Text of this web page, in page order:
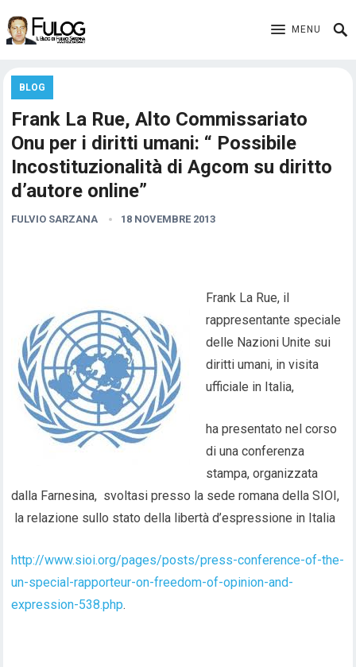
MENU
BLOG
Frank La Rue, Alto Commissariato
Onu per i diritti umani: “ Possibile
Incostituzionalità di Agcom su diritto
d’autore online”
FULVIO SARZANA 18 NOVEMBRE 2013
Frank La Rue, il
rappresentante speciale
delle Nazioni Unite sui
diritti umani, in visita
ufficiale in Italia,
ha presentato nel corso
di una conferenza
stampa, organizzata
dalla Farnesina, svoltasi presso la sede romana della SIOI,
la relazione sullo stato della libertà d’espressione in Italia
http://www.sioi.org/pages/posts/press-conference-of-the-
un-special-rapporteur-on-freedom-of-opinion-and-
expression-538.php.